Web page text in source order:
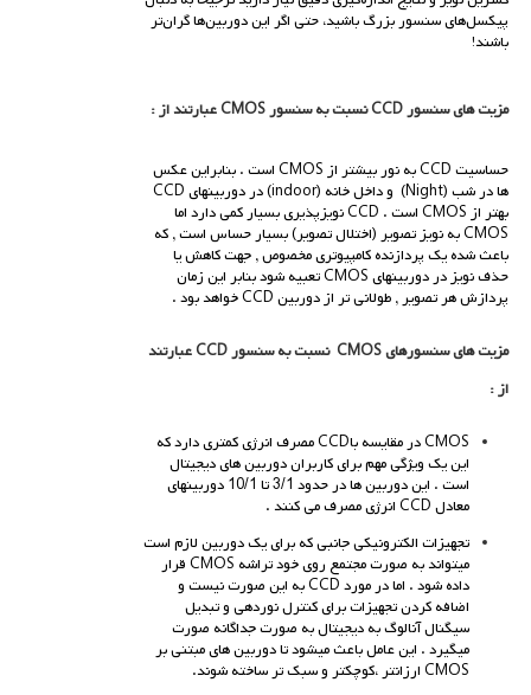
پیکسل‌های سنسور بزرگ باشید، حتی اگر این دوربین‌ها گران‌تر
باشند!
مزيت هاي سنسورCCDنسبت به سنسورCMOS عبارتند از :
حساسيت CCD به نور بیشتر از CMOS است . بنابراين عكس
ها در شب (Night) و داخل خانه (indoor) در دوربينهاي CCD
بهتر از CMOS است . CCD نويزپذيري بسيار كمي دارد اما
CMOS به نويز تصوير (اختلال تصوير) بسيار حساس است , كه
باعث شده يك پردازنده كامپيوتري مخصوص , جهت كاهش يا
حذف نويز در دوربينهاي CMOS تعبيه شود بنابر اين زمان
پردازش هر تصوير , طولاني تر از دوربين CCD خواهد بود .
مزيت هاي سنسورهايCMOS نسبت به سنسورCCD عبارتند
از :
CMOS در مقايسه باCCD مصرف انرژي كمتري دارد كه
اين يك ويژگي مهم براي كاربران دوربين هاي ديجيتال
است . اين دوربين ها در حدود 3/1 تا 10/1 دوربينهاي
معادل CCD انرژي مصرف مي كنند .
تجهيزات الكترونيكي جانبي كه براي يك دوربين لازم است
ميتواند به صورت مجتمع روي خود تراشه CMOS قرار
داده شود . اما در مورد CCD به اين صورت نيست و
اضافه كردن تجهيزات براي كنترل نوردهي و تبديل
سيگنال آنالوگ به ديجيتال به صورت جداگانه صورت
ميگيرد . اين عامل باعث ميشود تا دوربين هاي مبتني بر
CMOS ارزانتر ،كوچكتر و سبك تر ساخته شوند.